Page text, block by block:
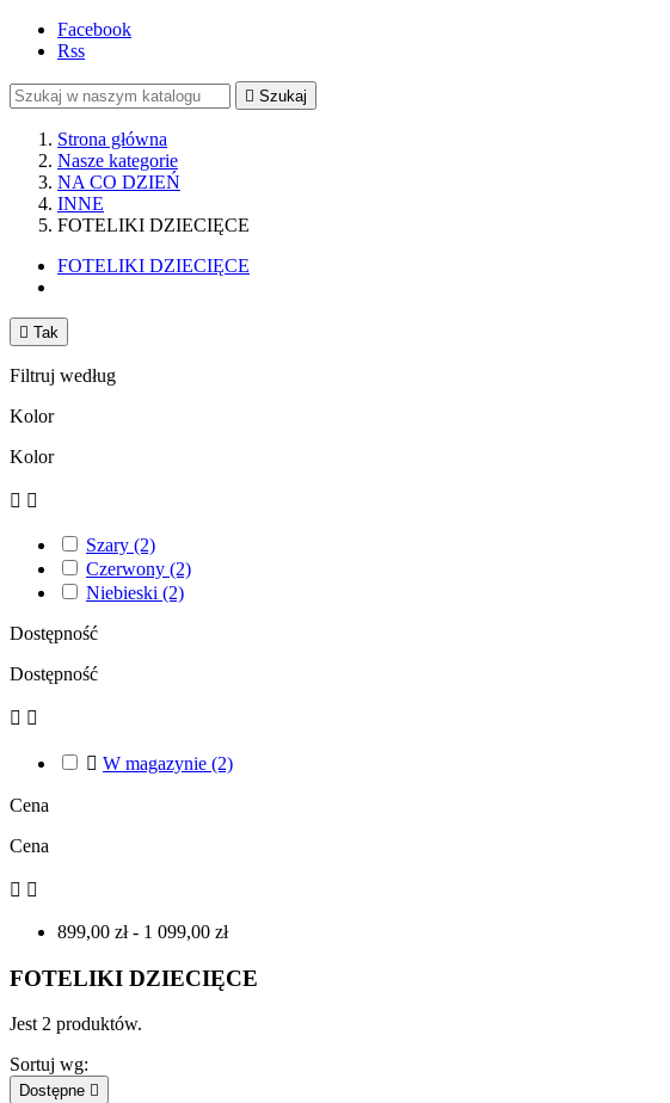
Facebook
Rss
 Szukaj
Strona główna
Nasze kategorie
NA CO DZIEŃ
INNE
FOTELIKI DZIECIĘCE
FOTELIKI DZIECIĘCE
 Tak
Filtruj według
Kolor
Kolor
 
Szary (2)
Czerwony (2)
Niebieski (2)
Dostępność
Dostępność
 
 W magazynie (2)
Cena
Cena
 
899,00 zł - 1 099,00 zł
FOTELIKI DZIECIĘCE
Jest 2 produktów.
Sortuj wg:
Dostępne 